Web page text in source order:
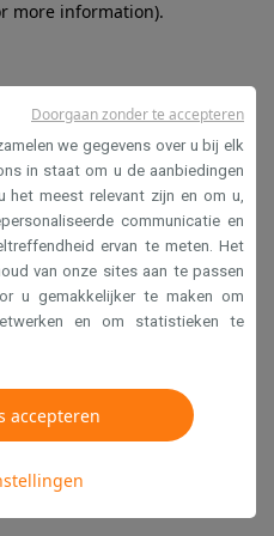
more information).
we gegevens over u bij elk
in staat om u de aanbiedingen
het meest relevant zijn en om u,
communicatie en
ervan te meten. Het
van onze sites aan te passen
u gemakkelijker te maken om
en om statistieken te
accepteren
Doorgaan zonder te accepteren